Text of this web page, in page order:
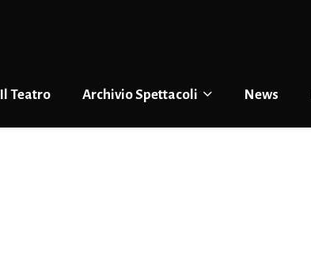
Il Teatro Archivio Spettacoli News